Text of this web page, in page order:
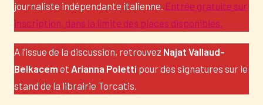
journaliste indépendante italienne. Entrée gratuite sur
inscription, dans la limite des places disponibles.
A l’issue de la discussion, retrouvez Najat Vallaud-
Belkacem et Arianna Poletti pour des signatures sur le
stand de la librairie Torcatis.